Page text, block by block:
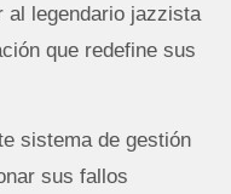
al legendario jazzista
que redefine sus
sistema de gestión
sus fallos